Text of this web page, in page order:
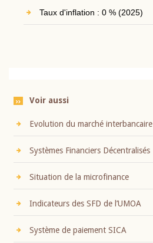
Taux d'inflation : 0 % (2025)
Voir aussi
Evolution du marché interbancaire
Systèmes Financiers Décentralisés
Situation de la microfinance
Indicateurs des SFD de l’UMOA
Système de paiement SICA